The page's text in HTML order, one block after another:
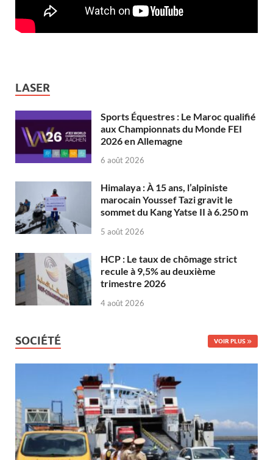
LASER
Sports Équestres : Le Maroc qualifié
aux Championnats du Monde FEI
2026 en Allemagne
6 août 2026
Himalaya : À 15 ans, l’alpiniste
marocain Youssef Tazi gravit le
sommet du Kang Yatse II à 6.250 m
5 août 2026
HCP : Le taux de chômage strict
recule à 9,5% au deuxième
trimestre 2026
4 août 2026
SOCIÉTÉ VOIR PLUS